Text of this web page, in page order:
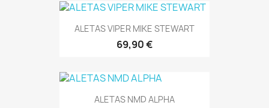
ALETAS VIPER MIKE STEWART
69,90 €
ALETAS NMD ALPHA